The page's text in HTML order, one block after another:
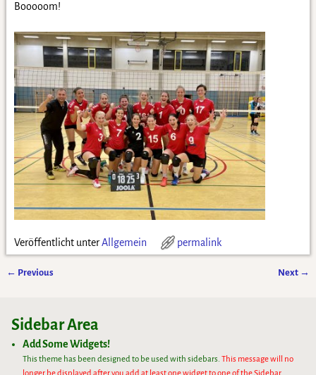
Booooom!
Veröffentlicht unter Allgemein permalink
← Previous Next →
Sidebar Area
Add Some Widgets!
This theme has been designed to be used with sidebars. This message will no